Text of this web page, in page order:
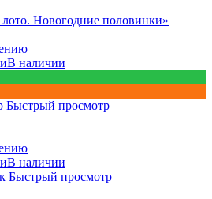
Новогодние половинки»
В наличии
Быстрый просмотр
В наличии
Быстрый просмотр